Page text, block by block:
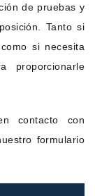
de pruebas y
Tanto si
si necesita
proporcionarle
contacto con
formulario